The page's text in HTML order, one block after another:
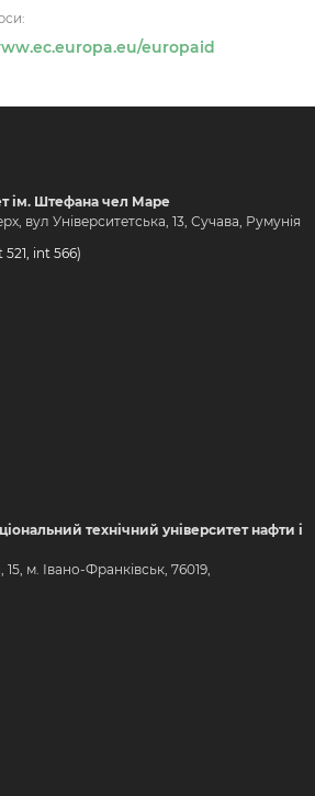
europaid
ім. Штефана чел Маре
вул Університетська, 13, Сучава, Румунія
int 566)
технічний університет нафти і
м. Івано-Франківськ, 76019,